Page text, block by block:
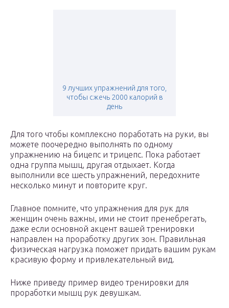
9 лучших упражнений для того,
чтобы сжечь 2000 калорий в
день
Для того чтобы комплексно поработать на руки, вы
можете поочередно выполнять по одному
упражнению на бицепс и трицепс. Пока работает
одна группа мышц, другая отдыхает. Когда
выполнили все шесть упражнений, передохните
несколько минут и повторите круг.
Главное помните, что упражнения для рук для
женщин очень важны, ими не стоит пренебрегать,
даже если основной акцент вашей тренировки
направлен на проработку других зон. Правильная
физическая нагрузка поможет придать вашим рукам
красивую форму и привлекательный вид.
Ниже приведу пример видео тренировки для
проработки мышц рук девушкам.